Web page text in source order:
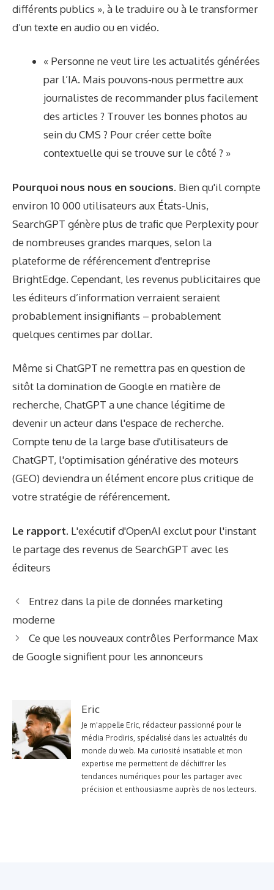
différents publics », à le traduire ou à le transformer
d’un texte en audio ou en vidéo.
« Personne ne veut lire les actualités générées
par l’IA. Mais pouvons-nous permettre aux
journalistes de recommander plus facilement
des articles ? Trouver les bonnes photos au
sein du CMS ? Pour créer cette boîte
contextuelle qui se trouve sur le côté ? »
Pourquoi nous nous en soucions. Bien qu'il compte
environ 10 000 utilisateurs aux États-Unis,
SearchGPT génère plus de trafic que Perplexity pour
de nombreuses grandes marques, selon la
plateforme de référencement d'entreprise
BrightEdge. Cependant, les revenus publicitaires que
les éditeurs d’information verraient seraient
probablement insignifiants – probablement
quelques centimes par dollar.
Même si ChatGPT ne remettra pas en question de
sitôt la domination de Google en matière de
recherche, ChatGPT a une chance légitime de
devenir un acteur dans l'espace de recherche.
Compte tenu de la large base d'utilisateurs de
ChatGPT, l'optimisation générative des moteurs
(GEO) deviendra un élément encore plus critique de
votre stratégie de référencement.
Le rapport. L'exécutif d'OpenAI exclut pour l'instant
le partage des revenus de SearchGPT avec les
éditeurs
Entrez dans la pile de données marketing
moderne
Ce que les nouveaux contrôles Performance Max
de Google signifient pour les annonceurs
Eric
Je m'appelle Eric, rédacteur passionné pour le
média Prodiris, spécialisé dans les actualités du
monde du web. Ma curiosité insatiable et mon
expertise me permettent de déchiffrer les
tendances numériques pour les partager avec
précision et enthousiasme auprès de nos lecteurs.